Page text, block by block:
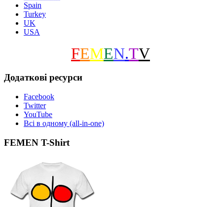
Spain
Turkey
UK
USA
FEMEN.TV
Додаткові ресурси
Facebook
Twitter
YouTube
Всі в одному (all-in-one)
FEMEN T-Shirt